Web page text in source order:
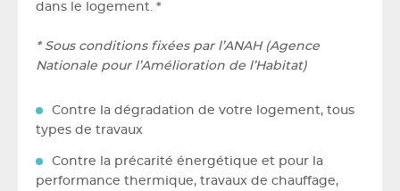
dans le logement. *
* Sous conditions fixées par l’ANAH (Agence
Nationale pour l’Amélioration de l’Habitat)
Contre la dégradation de votre logement, tous
types de travaux
Contre la précarité énergétique et pour la
performance thermique, travaux de chauffage,